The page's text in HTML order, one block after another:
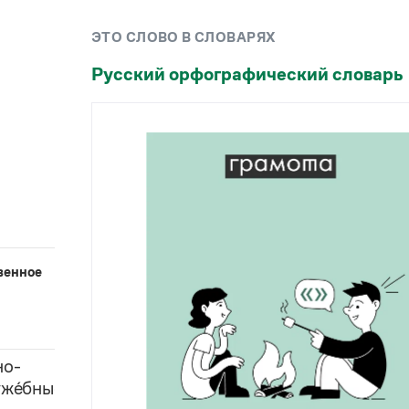
Учебник Грамоты
Интерактивные упражнения: от простого к
Научпоп
ЭТО СЛОВО В СЛОВАРЯХ
Русский орфографический словарь